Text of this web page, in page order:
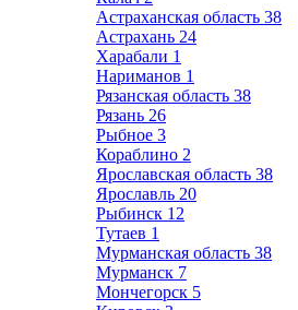
Астраханская область 38
Астрахань 24
Харабали 1
Нариманов 1
Рязанская область 38
Рязань 26
Рыбное 3
Кораблино 2
Ярославская область 38
Ярославль 20
Рыбинск 12
Тутаев 1
Мурманская область 38
Мурманск 7
Мончегорск 5